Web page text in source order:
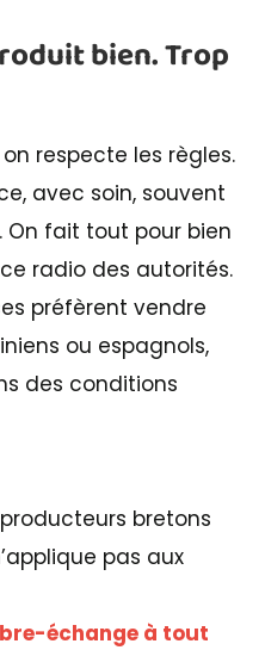
bien. Trop
respecte les règles.
avec soin, souvent
On fait tout pour bien
radio des autorités.
préfèrent vendre
ou espagnols,
des conditions
bretons
pas aux
échange à tout